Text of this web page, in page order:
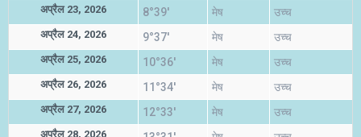
अप्रैल 23, 2026 8°39' मेष उच्च
अप्रैल 24, 2026 9°37' मेष उच्च
अप्रैल 25, 2026 10°36' मेष उच्च
अप्रैल 26, 2026 11°34' मेष उच्च
अप्रैल 27, 2026 12°33' मेष उच्च
अप्रैल 28, 2026